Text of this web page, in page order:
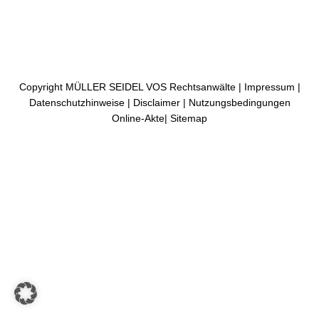
Copyright MÜLLER SEIDEL VOS Rechtsanwälte | Impressum |
Datenschutzhinweise| Disclaimer| Nutzungsbedingungen
Online-Akte| Sitemap